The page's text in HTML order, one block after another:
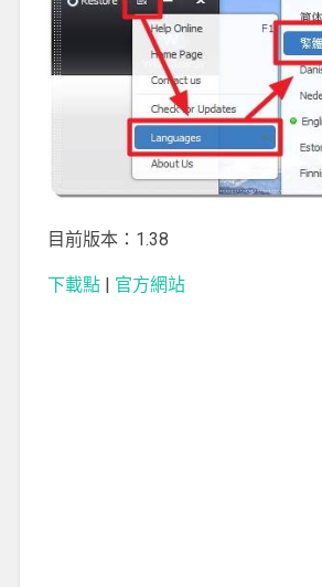
目前版本：1.38
下載點| 官方網站